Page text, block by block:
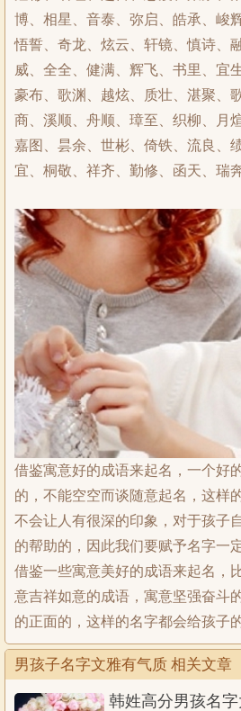
博、相星、音泰、弥启、皓承、峻
悟誓、奇龙、炫云、轩镜、慎诗、
威、全全、健满、辉飞、书里、宜
豪布、歌渊、越炫、质壮、湛聚、
商、溪顺、舟顺、璋至、织柳、月
嘉图、昙余、世彬、倚铁、流良、
宜、桐敬、祥齐、勤修、函天、瑞
借鉴寓意好的成语来起名，一个好
的，不能空空而谈随意起名，这样
不会让人有很深的印象，对于孩子
的帮助的，因此我们要赋予名字一
借鉴一些寓意美好的成语来起名，
意吉祥如意的成语，寓意坚强奋斗
的正面的，这样的名字都会给孩子
男孩子名字文雅有气质 相关文章
韩姓高分男孩名